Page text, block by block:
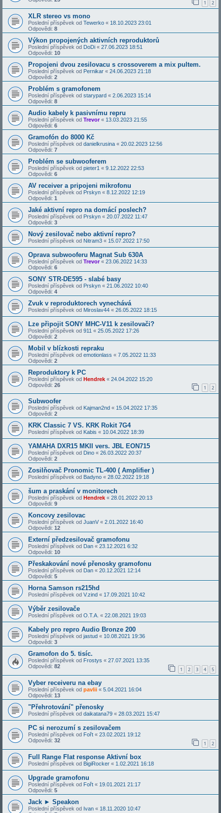
1 2
XLR stereo vs mono
Poslední příspěvek od Tewerko « 18.10.2023 23:01
Odpovědi: 8
Výkon propojených aktivních reproduktorů
Poslední příspěvek od DoDi « 27.06.2023 18:51
Odpovědi: 10
Propojeni dvou zesilovacu s crossoverem a mix pultem.
Poslední příspěvek od Pernikar « 24.06.2023 21:18
Odpovědi: 2
Problém s gramofonem
Poslední příspěvek od starypard « 2.06.2023 15:14
Odpovědi: 8
Audio kabely k pasivnímu repru
Poslední příspěvek od Trevor« 13.03.2023 21:55
Odpovědi: 6
Gramofón do 8000 Kč
Poslední příspěvek od danielkrusina « 20.02.2023 12:56
Odpovědi: 7
Problém se subwooferem
Poslední příspěvek od pieter1 « 9.12.2022 22:53
Odpovědi: 6
AV receiver a pripojeni mikrofonu
Poslední příspěvek od Prskyn « 8.12.2022 12:19
Odpovědi: 1
Jaké aktivní repro na domácí poslech?
Poslední příspěvek od Prskyn « 20.07.2022 11:47
Odpovědi: 3
Nový zesilovač nebo aktivní repro?
Poslední příspěvek od Nitram3 « 15.07.2022 17:50
Oprava subwooferu Magnat Sub 630A
Poslední příspěvek od Trevor« 23.06.2022 14:33
Odpovědi: 6
SONY STR-DE595 - slabé basy
Poslední příspěvek od Prskyn « 21.06.2022 10:40
Odpovědi: 4
Zvuk v reproduktorech vynechává
Poslední příspěvek od Miroslav44 « 26.05.2022 18:15
Lze připojit SONY MHC-V11 k zesilovači?
Poslední příspěvek od 911 « 25.05.2022 17:26
Odpovědi: 2
Mobil v blízkosti repraku
Poslední příspěvek od emotionlass « 7.05.2022 11:33
Odpovědi: 2
Reproduktory k PC
Poslední příspěvek od Hendrek « 24.04.2022 15:20
Odpovědi: 26 1 2
Subwoofer
Poslední příspěvek od Kajman2nd « 15.04.2022 17:35
Odpovědi: 2
KRK Classic 7 VS. KRK Rokit 7G4
Poslední příspěvek od Kabis « 10.04.2022 18:39
YAMAHA DXR15 MKII vers. JBL EON715
Poslední příspěvek od Dino « 26.03.2022 20:37
Odpovědi: 2
Zosilňovač Pronomic TL-400 ( Amplifier )
Poslední příspěvek od Badyno « 28.02.2022 19:18
šum a praskání v monitorech
Poslední příspěvek od Hendrek « 28.01.2022 20:13
Odpovědi: 9
Koncovy zesilovac
Poslední příspěvek od JuanV « 2.01.2022 16:40
Odpovědi: 12
Externí předzesilovač gramofonu
Poslední příspěvek od Dan « 23.12.2021 6:32
Odpovědi: 10
Přeskakování nové přenosky gramofonu
Poslední příspěvek od Dan « 20.12.2021 12:14
Odpovědi: 5
Horna Samson rs215hd
Poslední příspěvek od V.zind « 17.09.2021 10:42
Výběr zesilovače
Poslední příspěvek od O.T.A. « 22.08.2021 19:03
Kabely pro repro Audio Bronze 200
Poslední příspěvek od jastud « 10.08.2021 19:36
Odpovědi: 3
Gramofon do 5. tisíc.
Poslední příspěvek od Frostys « 27.07.2021 13:35
Odpovědi: 82 1 2 3 4 5
Vyber receiveru na ebay
Poslední příspěvek od pavlii « 5.04.2021 16:04
Odpovědi: 13
"Přehrotování" přenosky
Poslední příspěvek od daikatana79 « 28.03.2021 15:47
PC si nerozumí s zesilovačem
Poslední příspěvek od Fořt « 23.02.2021 19:12
Odpovědi: 32 1 2
Full Range Flat response Aktivní box
Poslední příspěvek od BigiRocker « 1.02.2021 16:18
Upgrade gramofonu
Poslední příspěvek od Fořt « 19.01.2021 21:17
Odpovědi: 5
Jack ► Speakon
Poslední příspěvek od Ivan « 18.11.2020 10:47